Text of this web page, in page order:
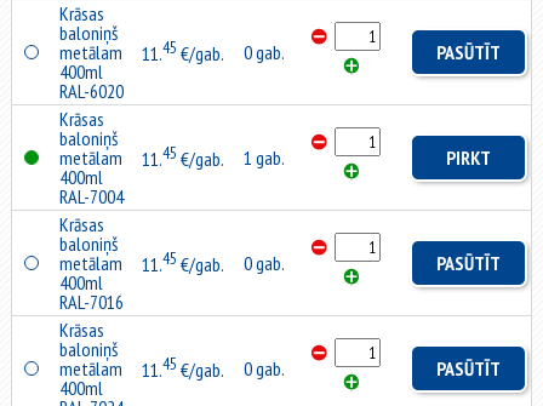
Krāsas
baloniņš
metālam
400ml
RAL-6020
11.45 €/gab. 0 gab. PASŪTĪT
Krāsas
baloniņš
metālam
400ml
RAL-7004
11.45 €/gab. 1 gab. PIRKT
Krāsas
baloniņš
metālam
400ml
RAL-7016
11.45 €/gab. 0 gab. PASŪTĪT
Krāsas
baloniņš
metālam
400ml
11.45 €/gab. 0 gab. PASŪTĪT